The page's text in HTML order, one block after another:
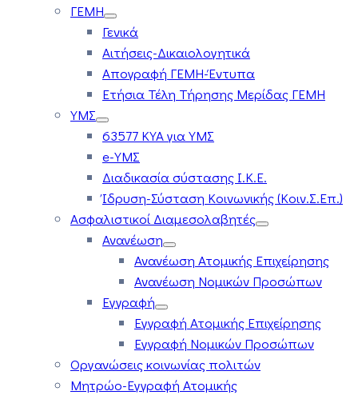
ΓΕΜΗ
Γενικά
Αιτήσεις-Δικαιολογητικά
Απογραφή ΓΕΜΗ-Έντυπα
Ετήσια Τέλη Τήρησης Μερίδας ΓΕΜΗ
ΥΜΣ
63577 ΚΥΑ για ΥΜΣ
e-ΥΜΣ
Διαδικασία σύστασης Ι.Κ.Ε.
Ίδρυση-Σύσταση Κοινωνικής (Κοιν.Σ.Επ.)
Ασφαλιστικοί Διαμεσολαβητές
Ανανέωση
Ανανέωση Ατομικής Επιχείρησης
Ανανέωση Νομικών Προσώπων
Εγγραφή
Εγγραφή Ατομικής Επιχείρησης
Εγγραφή Νομικών Προσώπων
Οργανώσεις κοινωνίας πολιτών
Μητρώο-Εγγραφή Ατομικής